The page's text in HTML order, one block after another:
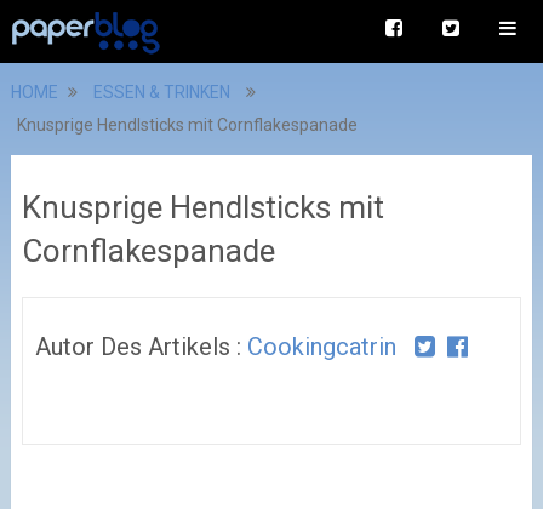
HOME
ESSEN & TRINKEN
Knusprige Hendlsticks mit Cornflakespanade
Knusprige Hendlsticks mit
Cornflakespanade
Autor Des Artikels : Cookingcatrin